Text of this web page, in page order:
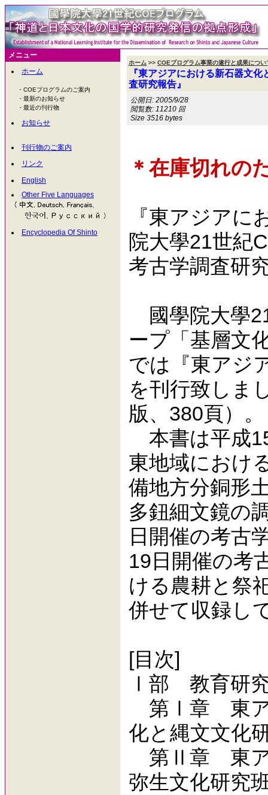
メニュー
ホーム
・COEプログラムのご案内
・最新のお知らせ
・最近の刊行物
お知らせ
刊行物のご案内
リンク
English
Other Five Languages
Encyclopedia Of Shinto
ホーム >> COEプログラム事業の遂行と成果につい
『東アジアにおける新石器文
査研究報告』
公開日: 2005/9/28
閲覧数: 11210 回
Size 3516 bytes
＊在庫切れの
『東アジア
院大學21世紀
考古学調査研
國學院大學
ープ「基層文
では『東アジ
を刊行致しま
版、380頁）。
本書は平成
東地域におけ
備地方分銅形
多鈕細文鏡の
日開催の考古
19日開催の考
ける農耕と祭
併せて収録し
[目次]
Ⅰ部 教育研
第Ⅰ章 東ア
化と縄文文化
第Ⅱ章 東ア
弥生文化研究